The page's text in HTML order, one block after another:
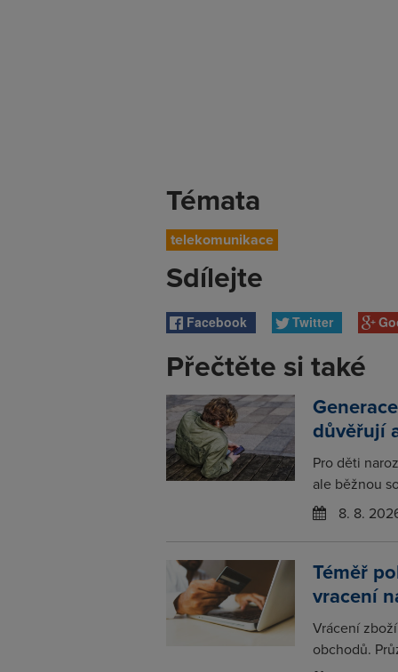
Témata
telekomunikace
Sdílejte
Facebook Twitter
Přečtěte si také
důvěřují
Pro děti
ale běžnou
8. 8.
Téměř
vracení
Vrácení
obchodů.